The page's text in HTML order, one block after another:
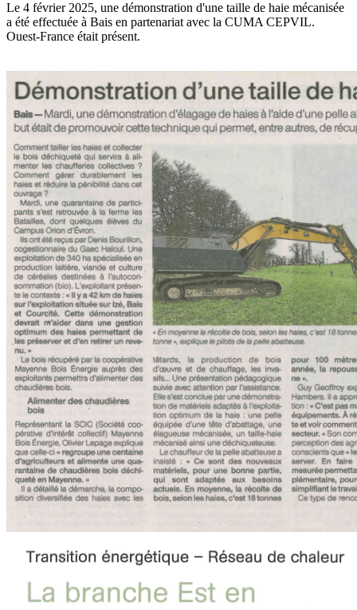
Le 4 février 2025, une démonstration d'une taille de haie mécanisée
a été effectuée à Bais en partenariat avec la CUMA CEPVIL.
Ouest-France était présent.